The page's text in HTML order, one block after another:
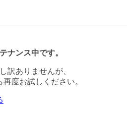
ナンス中です。
訳ありませんが、
度お試しください。